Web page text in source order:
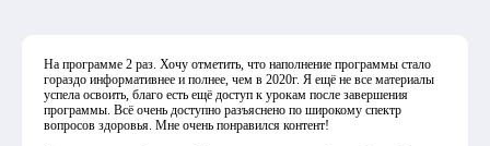
На программе 2 раз. Хочу отметить, что наполнение программы стало
гораздо информативнее и полнее, чем в 2020г. Я ещё не все материалы
успела освоить, благо есть ещё доступ к урокам после завершения
программы. Всё очень доступно разъяснено по широкому спектр
вопросов здоровья. Мне очень понравился контент!